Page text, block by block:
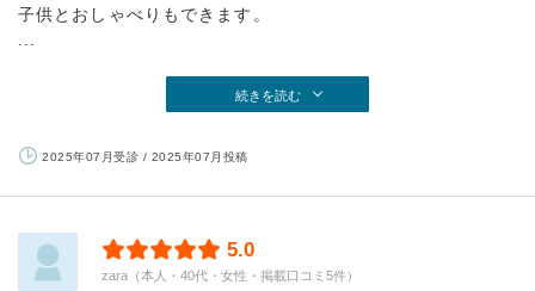
子供とおしゃべりもできます。
続きを読む
2025年07月受診 / 2025年07月投稿
5.0
zara（本人・40代・女性・掲載口コミ5件）